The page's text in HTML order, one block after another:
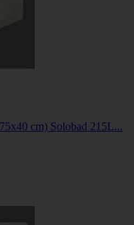
cm) Solobad 215L...